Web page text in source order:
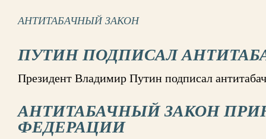
АНТИТАБАЧНЫЙ ЗАКОН
ПУТИН ПОДПИСАЛ
Президент Владимир Путин подписал
АНТИТАБАЧНЫЙ ЗАКОН
ФЕДЕРАЦИИ